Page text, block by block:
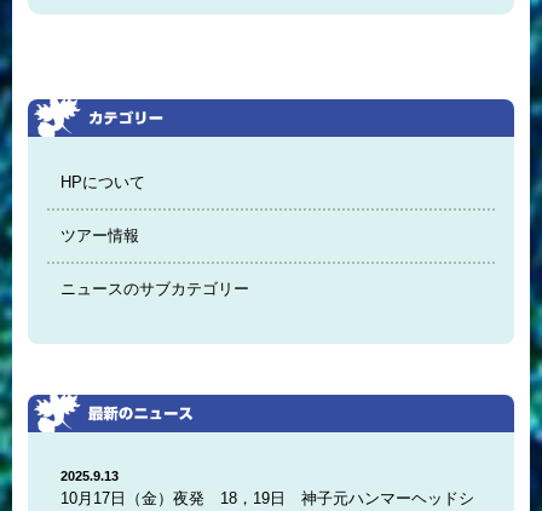
HPについて
ツアー情報
ニュースのサブカテゴリー
2025.9.13
10月17日（金）夜発 18，19日 神子元ハンマーヘッドシ